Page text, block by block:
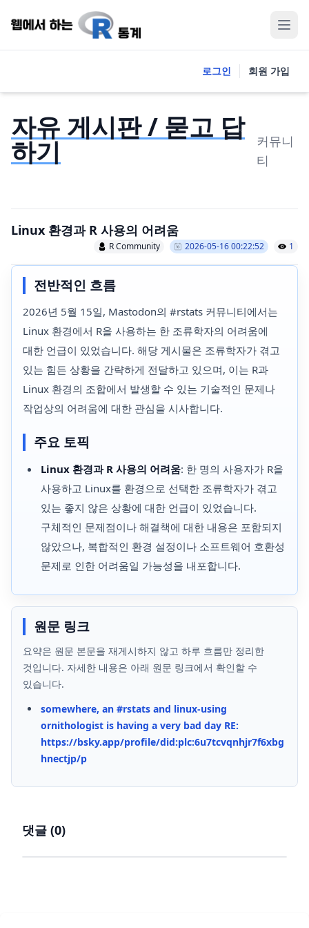
로그인 회원 가입
자유 게시판 / 묻고 답
하기
커뮤니
티
Linux 환경과 R 사용의 어려움
R Community 2026-05-16 00:22:52 1
전반적인 흐름
2026년 5월 15일, Mastodon의 #rstats 커뮤니티에서는
Linux 환경에서 R을 사용하는 한 조류학자의 어려움에
대한 언급이 있었습니다. 해당 게시물은 조류학자가 겪고
있는 힘든 상황을 간략하게 전달하고 있으며, 이는 R과
Linux 환경의 조합에서 발생할 수 있는 기술적인 문제나
작업상의 어려움에 대한 관심을 시사합니다.
주요 토픽
Linux 환경과 R 사용의 어려움: 한 명의 사용자가 R을
사용하고 Linux를 환경으로 선택한 조류학자가 겪고
있는 좋지 않은 상황에 대한 언급이 있었습니다.
구체적인 문제점이나 해결책에 대한 내용은 포함되지
않았으나, 복합적인 환경 설정이나 소프트웨어 호환성
문제로 인한 어려움일 가능성을 내포합니다.
원문 링크
요약은 원문 본문을 재게시하지 않고 하루 흐름만 정리한
것입니다. 자세한 내용은 아래 원문 링크에서 확인할 수
있습니다.
somewhere, an #rstats and linux-using
ornithologist is having a very bad day RE:
https://bsky.app/profile/did:plc:6u7tcvqnhjr7f6xbg
hnectjp/p
댓글 (0)